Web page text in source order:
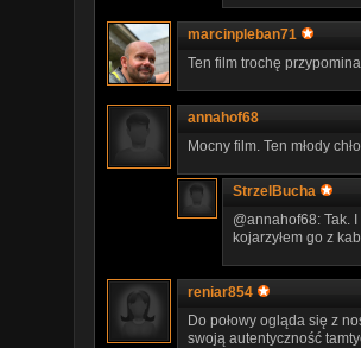
marcinpleban71
Ten film trochę
annahof68
Mocny film. Ten młody
StrzelBucha
@annahof68: Tak.
kojarzyłem go z
reniar854
Do połowy ogląda się z
swoją autentyczność